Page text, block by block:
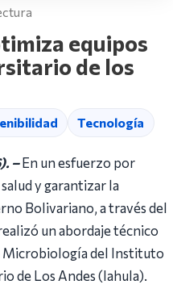
equipos
de los
Tecnología
–En un esfuerzo por
y garantizar la
Bolivariano, a través del
un abordaje técnico
Microbiología del Instituto
de Los Andes (Iahula).